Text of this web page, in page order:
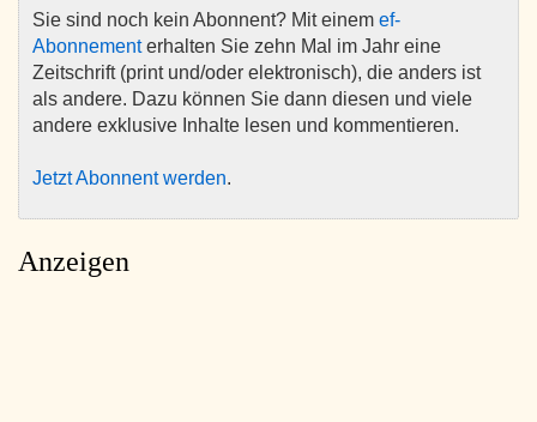
Sie sind noch kein Abonnent? Mit einem ef-
Abonnementerhalten Sie zehn Mal im Jahr eine
Zeitschrift (print und/oder elektronisch), die anders ist
als andere. Dazu können Sie dann diesen und viele
andere exklusive Inhalte lesen und kommentieren.
Jetzt Abonnent werden.
Anzeigen